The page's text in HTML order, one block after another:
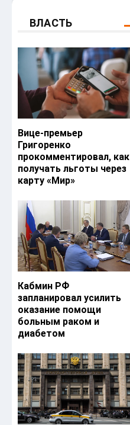
ВЛАСТЬ
Вице-премьер
Григоренко
прокомментировал, как
получать льготы через
карту «Мир»
Кабмин РФ
запланировал усилить
оказание помощи
больным раком и
диабетом